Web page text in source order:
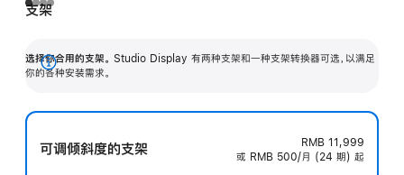
支架
选择你合用的支架。 Studio Display 有两种支架和一种支架转换器可选，以满足
你的各种安装需求。
展
可调倾斜度的支架
RMB 11,999
或 RMB 500/月 (24 期) 起